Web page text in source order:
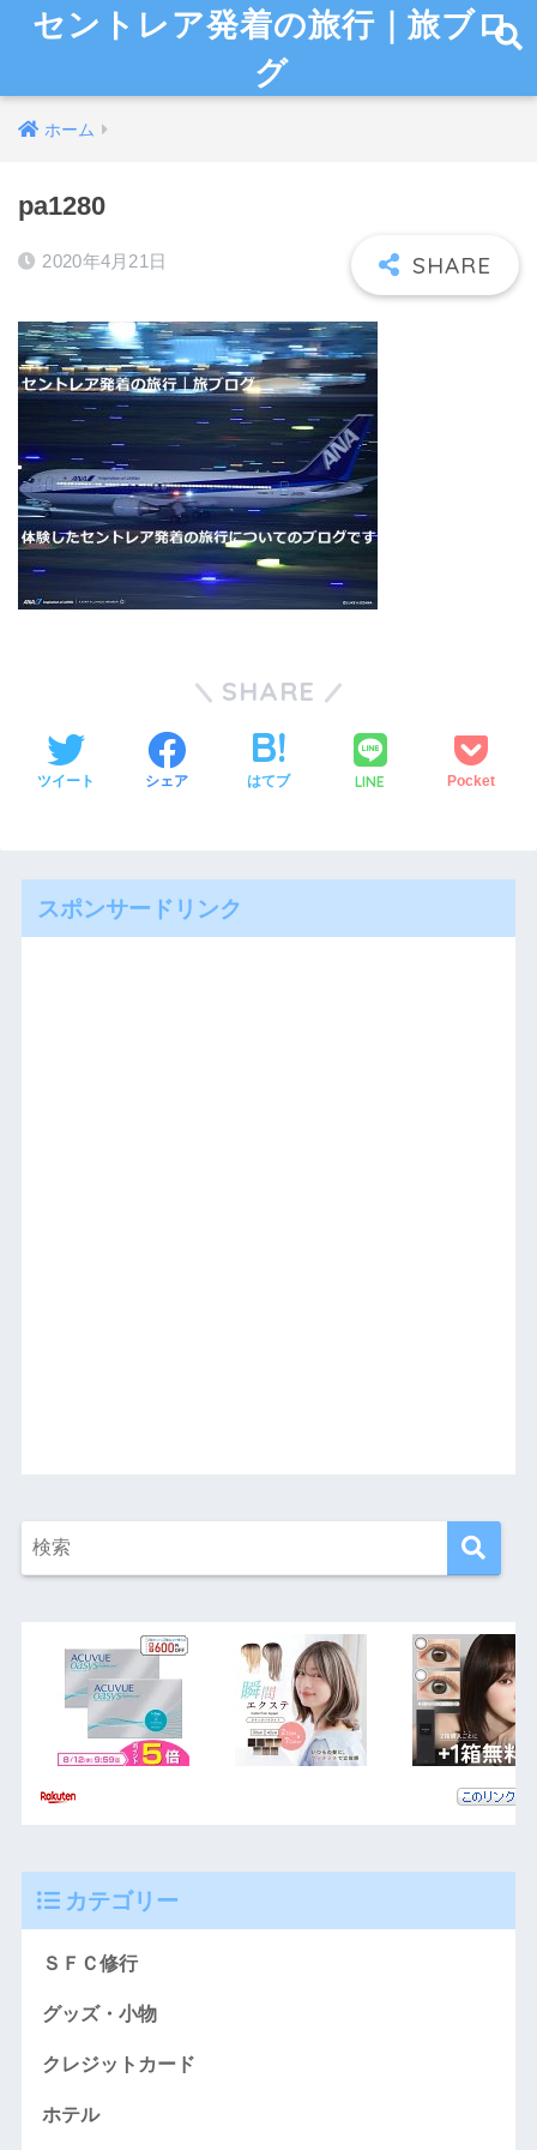
セントレア発着の旅行｜旅ブロ
グ
ホーム
pa1280
2020年4月21日
SHARE
ツイート シェア はてブ LINE Pocket
スポンサードリンク
カテゴリー
ＳＦＣ修行
グッズ・小物
クレジットカード
ホテル